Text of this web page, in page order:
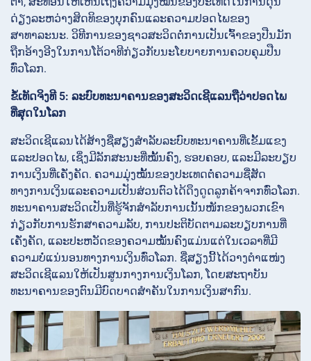
ດ່ຽງລະຫວ່າງສິດທິຂອງບຸກຄົນແລະຄວາມປອດໄພຂອງ
ສາທາລະນະ. ວິທີການຂອງຊາວສະວິດຕໍ່ການເປັນເຈົ້າຂອງປືນມັກ
ຖືກອ້າງອີງໃນການໂຕ້ວາທີກ່ຽວກັບນະໂຍບາຍການຄວບຄຸມປືນ
ທົ່ວໂລກ.
ຂໍ້ເທັດຈິງທີ 5: ລະບົບທະນາຄານຂອງສະວິດເຊີແລນຖືວ່າປອດໄພ
ທີ່ສຸດໃນໂລກ
ສະວິດເຊີແລນໄດ້ສ້າງຊື່ສຽງສຳລັບລະບົບທະນາຄານທີ່ເຂັ້ມແຂງ
ແລະປອດໄພ, ເຊິ່ງມີລັກສະນະທີ່ໝັ້ນຄົງ, ຮອບຄອບ, ແລະມີລະບຽບ
ການເງິນທີ່ເຄັ່ງຄັດ. ຄວາມມຸ່ງໝັ້ນຂອງປະເທດຕໍ່ຄວາມຊື່ສັດ
ທາງການເງິນແລະຄວາມເປັນສ່ວນຕົວໄດ້ດຶງດູດລູກຄ້າຈາກທົ່ວໂລກ.
ທະນາຄານສະວິດເປັນທີ່ຮູ້ຈັກສຳລັບການເນັ້ນໜັກຂອງພວກເຂົາ
ກ່ຽວກັບການຮັກສາຄວາມລັບ, ການປະຕິບັດຕາມລະບຽບການທີ່
ເຄັ່ງຄັດ, ແລະປະຫວັດຂອງຄວາມໝັ້ນຄົງແມ່ນແຕ່ໃນເວລາທີ່ມີ
ຄວາມບໍ່ແນ່ນອນທາງການເງິນທົ່ວໂລກ. ຊື່ສຽງນີ້ໄດ້ວາງຕຳແໜ່ງ
ສະວິດເຊີແລນໃຫ້ເປັນສູນກາງການເງິນໂລກ, ໂດຍສະຖາບັນ
ທະນາຄານຂອງຕົນມີບົດບາດສຳຄັນໃນການເງິນສາກົນ.